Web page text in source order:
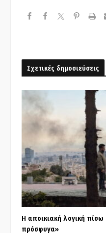
Σχετικές δημοσιεύσεις
Η αποικιακή λογική
πρόσφυγα»